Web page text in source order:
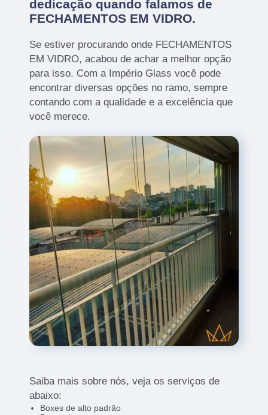
dedicação quando falamos de
FECHAMENTOS EM VIDRO.
Se estiver procurando onde FECHAMENTOS
EM VIDRO, acabou de achar a melhor opção
para isso. Com a Império Glass você pode
encontrar diversas opções no ramo, sempre
contando com a qualidade e a excelência que
você merece.
Saiba mais sobre nós, veja os serviços de
abaixo:
Boxes de alto padrão